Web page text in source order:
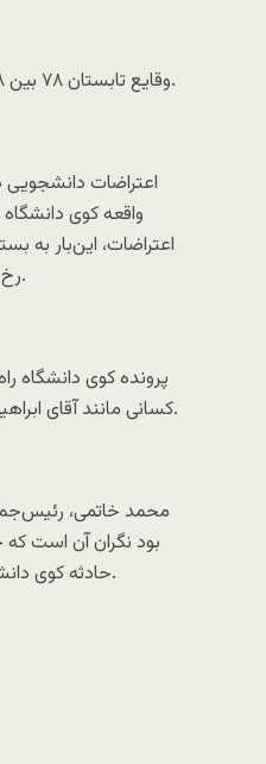
وقایع تابستان ۷۸ بین ۱۸ تا ۲۳ تیر ماه رخ دادند.
اعتراضات دانشجویی
واقعه کوی
اعتراضات، این‌بار به
رخ داد.
پرونده کوی دانشگاه
کسانی مانند آقای ابراهیم‌نژاد را «مجرم» شناخت.
محمد خاتمی،
بود نگران آن است
حادثه کوی دانشگاه عوض شود.